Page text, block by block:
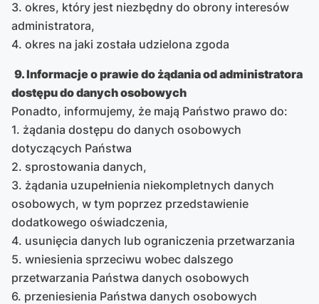
3. okres, który jest niezbędny do obrony interesów
administratora,
4. okres na jaki została udzielona zgoda
9. Informacje o prawie do żądania od administratora
dostępu do danych osobowych
Ponadto, informujemy, że mają Państwo prawo do:
1. żądania dostępu do danych osobowych
dotyczących Państwa
2. sprostowania danych,
3. żądania uzupełnienia niekompletnych danych
osobowych, w tym poprzez przedstawienie
dodatkowego oświadczenia,
4. usunięcia danych lub ograniczenia przetwarzania
5. wniesienia sprzeciwu wobec dalszego
przetwarzania Państwa danych osobowych
6. przeniesienia Państwa danych osobowych